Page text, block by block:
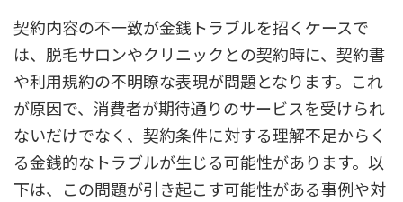
契約内容の不一致が金銭トラブルを招くケースで
は、脱毛サロンやクリニックとの契約時に、契約書
や利用規約の不明瞭な表現が問題となります。これ
が原因で、消費者が期待通りのサービスを受けられ
ないだけでなく、契約条件に対する理解不足からく
る金銭的なトラブルが生じる可能性があります。以
下は、この問題が引き起こす可能性がある事例や対